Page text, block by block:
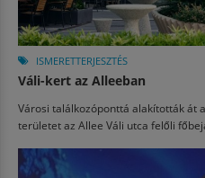
ISMERETTERJESZTÉS
Váli-kert az Alleeban
Városi találkozóponttá alakították át
területet az Allee Váli utca felőli